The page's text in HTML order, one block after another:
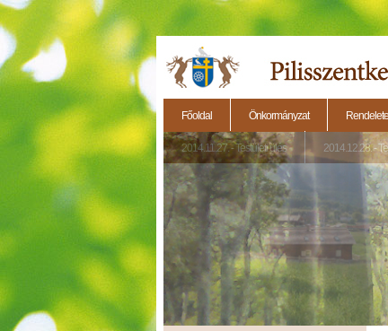
Főoldal Önkormányzat
2014.11.27. - Testületi ülés 2014.12.28. -